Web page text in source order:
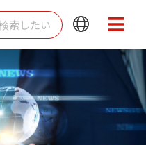
Main
Menu
Main
Menu